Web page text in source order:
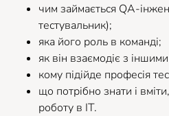
чим займається QA-
тестувальник);
яка його роль в команді;
як він взаємодіє з
кому підійде професія
що потрібно знати і
роботу в IT.